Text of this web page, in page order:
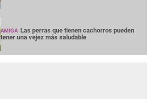
AMIGA Las perras que tienen cachorros pueden
tener una vejez más saludable